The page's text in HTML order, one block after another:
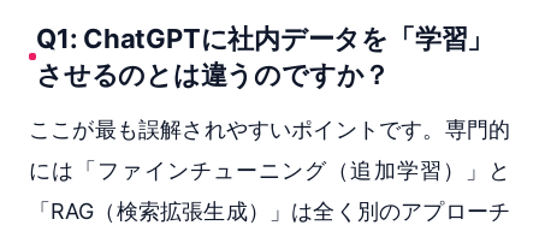
Q1: ChatGPTに社内データを「学習」
させるのとは違うのですか？
ここが最も誤解されやすいポイントです。専門的
には「ファインチューニング（追加学習）」と
「RAG（検索拡張生成）」は全く別のアプローチ